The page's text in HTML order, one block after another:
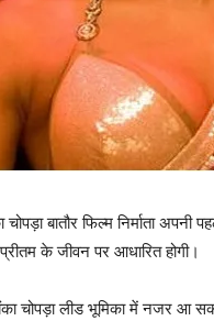
बातौर फिल्‍म निर्माता अपनी
के जीवन पर आधारित होगी।
चोपड़ा लीड भूमिका में नजर आ